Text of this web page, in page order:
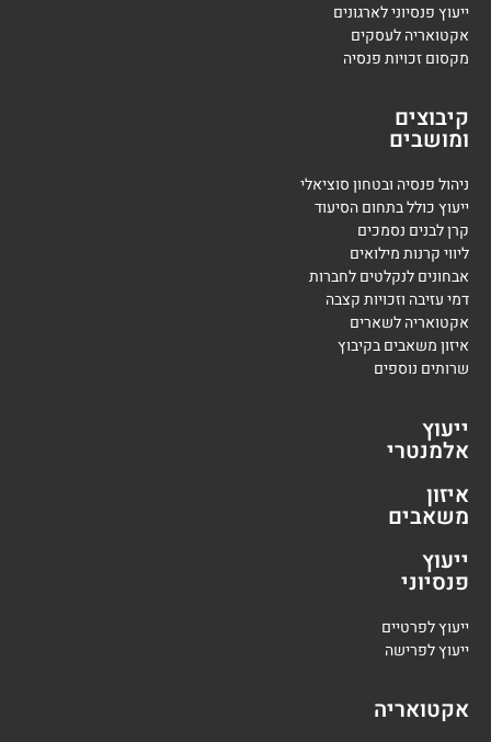
ייעוץ פנסיוני לארגונים
אקטואריה לעסקים
מקסום זכויות פנסיה
קיבוצים
ומושבים
ניהול פנסיה ובטחון סוציאלי
ייעוץ כולל בתחום הסיעוד
קרן לבנים נסמכים
ליווי קרנות מילואים
אבחונים לנקלטים לחברות
דמי עזיבה וזכויות קצבה
אקטואריה לשארים
איזון משאבים בקיבוץ
שרותים נוספים
ייעוץ
אלמנטרי
איזון
משאבים
ייעוץ
פנסיוני
ייעוץ לפרטיים
ייעוץ לפרישה
אקטואריה